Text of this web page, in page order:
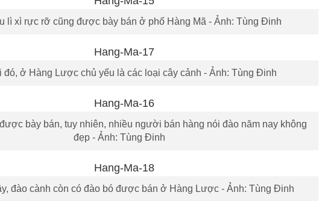
lì xì rực rỡ cũng được bày bán ở phố Hàng Mã - Ảnh: Tùng Đinh
đó, ở Hàng Lược chủ yếu là các loại cây cảnh - Ảnh: Tùng Đinh
bày bán, tuy nhiên, nhiều người bán hàng nói đào năm nay không
đẹp - Ảnh: Tùng Đinh
đào cành còn có đào bó được bán ở Hàng Lược - Ảnh: Tùng Đinh